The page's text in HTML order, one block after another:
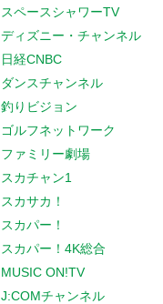
スペースシャワーTV
ディズニー・チャンネル
日経CNBC
ダンスチャンネル
釣りビジョン
ゴルフネットワーク
ファミリー劇場
スカチャン1
スカサカ！
スカパー！
スカパー！4K総合
MUSIC ON!TV
J:COMチャンネル